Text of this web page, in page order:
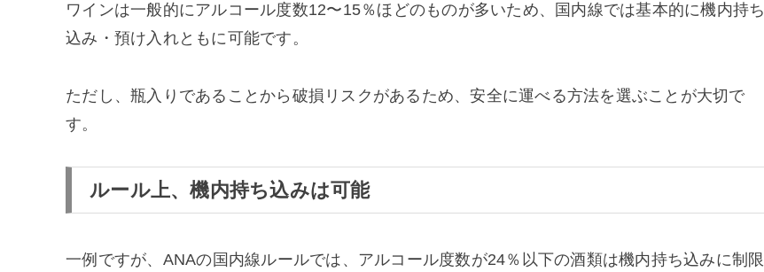
ワインは一般的にアルコール度数12〜15％ほどのものが多いため、国内線では基本的に機内持ち
込み・預け入れともに可能です。
ただし、瓶入りであることから破損リスクがあるため、安全に運べる方法を選ぶことが大切で
す。
ルール上、機内持ち込みは可能
一例ですが、ANAの国内線ルールでは、アルコール度数が24％以下の酒類は機内持ち込みに制限